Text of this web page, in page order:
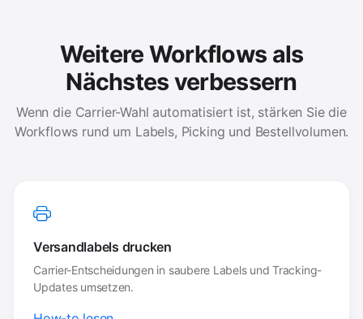
Weitere Workflows als
Nächstes verbessern
Wenn die Carrier-Wahl automatisiert ist, stärken Sie die
Workflows rund um Labels, Picking und Bestellvolumen.
Versandlabels drucken
Carrier-Entscheidungen in saubere Labels und Tracking-
Updates umsetzen.